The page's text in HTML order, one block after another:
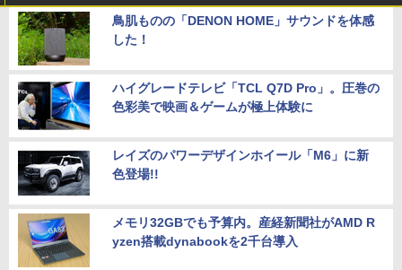
鳥肌ものの「DENON HOME」サウンドを体感
した！
ハイグレードテレビ「TCL Q7D Pro」。圧巻の
色彩美で映画＆ゲームが極上体験に
レイズのパワーデザインホイール「M6」に新
色登場!!
メモリ32GBでも予算内。産経新聞社がAMD R
yzen搭載dynabookを2千台導入